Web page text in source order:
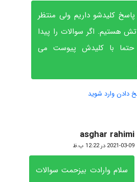
پاسخ کلیدشو داریم ولی منتظر
هستیم. اگر سوالات را پیدا
حتما با کلیدش پیوست می
دادن وارد شوید
asghar rahimi
گفته:
2021-03-09 در 12:22 ب.ظ
سلام وارادت بیزحمت سوالات